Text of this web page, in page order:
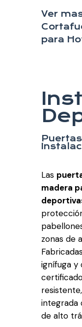
Ver
para
Las
madera
zonas de
ignífuga
integrada
de alto